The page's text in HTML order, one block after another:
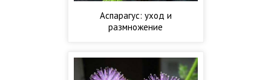
Аспарагус: уход и
размножение